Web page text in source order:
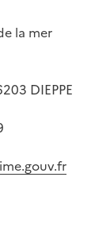
la mer
DIEPPE